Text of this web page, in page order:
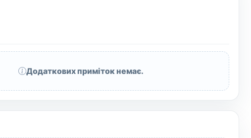
Додаткових приміток немає.